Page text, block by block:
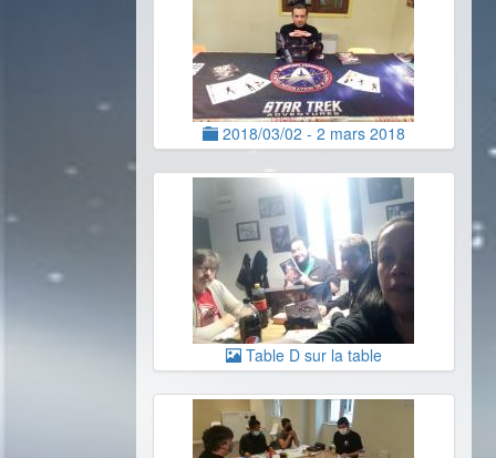
2018/03/02 - 2 mars 2018
Table D sur la table